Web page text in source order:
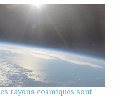
rayons cosmiques sont